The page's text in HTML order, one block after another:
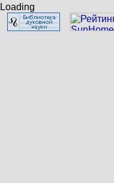
Loading